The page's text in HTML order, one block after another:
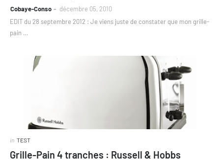
Cobaye-Conso
décembre 05, 2010
EDIT du 28 septembre 2012 : Je viens juste de constater que mon grille-
pain …
in TEST
Grille-Pain 4 tranches : Russell & Hobbs